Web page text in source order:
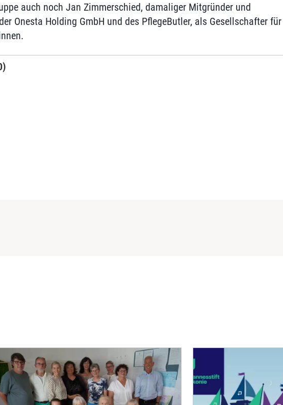
auch noch Jan Zimmerschied, damaliger Mitgründer und
Onesta Holding GmbH und des PflegeButler, als Gesellschafter für